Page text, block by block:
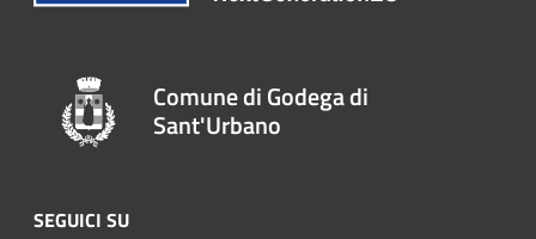
Comune di Godega di
Sant'Urbano
SEGUICI SU